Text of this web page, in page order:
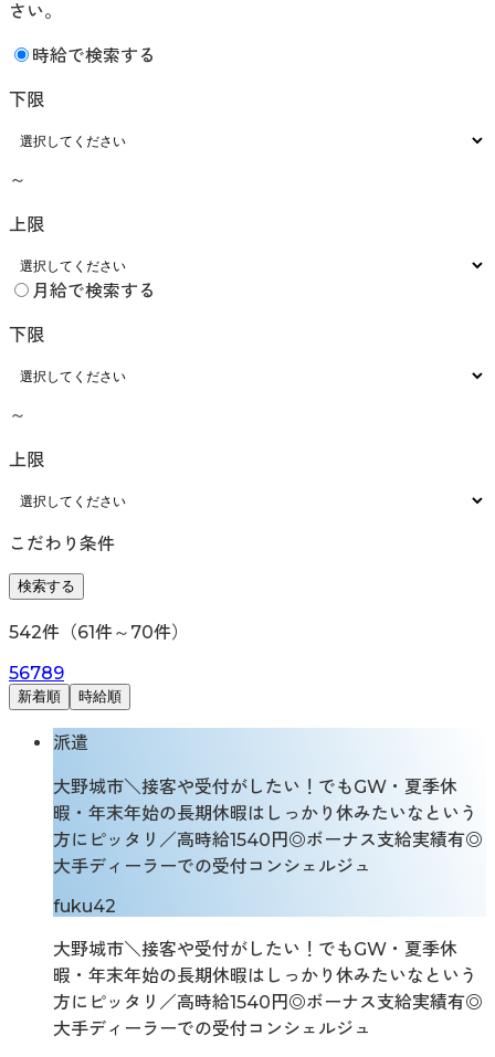
さい。
時給で検索する
下限
～
上限
月給で検索する
下限
～
上限
こだわり条件
検索する
542件（61件～ 70件）
56789
新着順 時給順
派遣
大野城市＼接客や受付がしたい！でもGW・夏季休
暇・年末年始の長期休暇はしっかり休みたいなという
方にピッタリ／高時給1540円◎ボーナス支給実績有◎
大手ディーラーでの受付コンシェルジュ
fuku42
大野城市＼接客や受付がしたい！でもGW・夏季休
暇・年末年始の長期休暇はしっかり休みたいなという
方にピッタリ／高時給1540円◎ボーナス支給実績有◎
大手ディーラーでの受付コンシェルジュ